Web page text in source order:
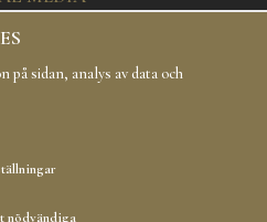
sidan, analys av data och
nödvändiga